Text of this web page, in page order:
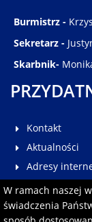
W ramach naszej
świadczenia
Burmistrz -
Sekretarz -
Skarbnik-
Kontakt
Aktualności
Adresy
Galeria
Multimedia